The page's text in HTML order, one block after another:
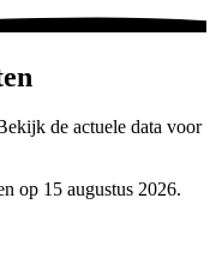
de actuele data voor
op 15 augustus 2026.